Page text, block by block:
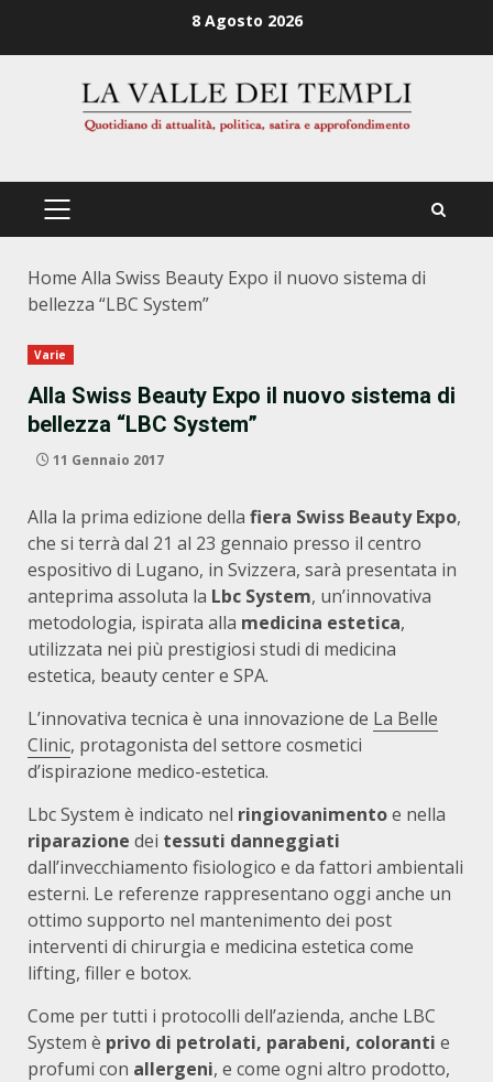
8 Agosto 2026
PRIMÄRES
Home Alla Swiss Beauty Expo il nuovo sistema di
bellezza “LBC System”
Varie
Alla Swiss Beauty Expo il nuovo sistema di
bellezza “LBC System”
11 Gennaio 2017
Alla la prima edizione della fiera Swiss Beauty Expo,
che si terrà dal 21 al 23 gennaio presso il centro
espositivo di Lugano, in Svizzera, sarà presentata in
anteprima assoluta la Lbc System, un’innovativa
metodologia, ispirata alla medicina estetica,
utilizzata nei più prestigiosi studi di medicina
estetica, beauty center e SPA.
L’innovativa tecnica è una innovazione de La Belle
Clinic, protagonista del settore cosmetici
d’ispirazione medico-estetica.
Lbc System è indicato nel ringiovanimentoe nella
riparazione dei tessuti danneggiati
dall’invecchiamento fisiologico e da fattori ambientali
esterni. Le referenze rappresentano oggi anche un
ottimo supporto nel mantenimento dei post
interventi di chirurgia e medicina estetica come
lifting, filler e botox.
Come per tutti i protocolli dell’azienda, anche LBC
System è privo di petrolati, parabeni, coloranti e
profumi con allergeni, e come ogni altro prodotto,